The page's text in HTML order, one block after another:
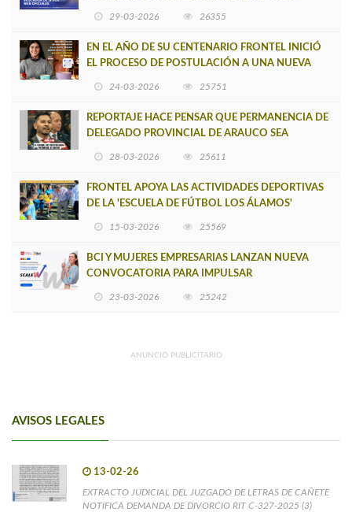
29-03-2026 26355
EN EL AÑO DE SU CENTENARIO FRONTEL INICIÓ
EL PROCESO DE POSTULACIÓN A UNA NUEVA
24-03-2026 25751
REPORTAJE HACE PENSAR QUE PERMANENCIA DE
DELEGADO PROVINCIAL DE ARAUCO SEA
28-03-2026 25611
FRONTEL APOYA LAS ACTIVIDADES DEPORTIVAS
DE LA 'ESCUELA DE FÚTBOL LOS ÁLAMOS'
15-03-2026 25569
BCI Y MUJERES EMPRESARIAS LANZAN NUEVA
CONVOCATORIA PARA IMPULSAR
23-03-2026 25242
ANUNCIO PUBLICITARIO
AVISOS LEGALES
13-02-26
EXTRACTO JUDICIAL DEL JUZGADO DE LETRAS DE CAÑETE
NOTIFICA DEMANDA DE DIVORCIO RIT C-327-2025 (3)